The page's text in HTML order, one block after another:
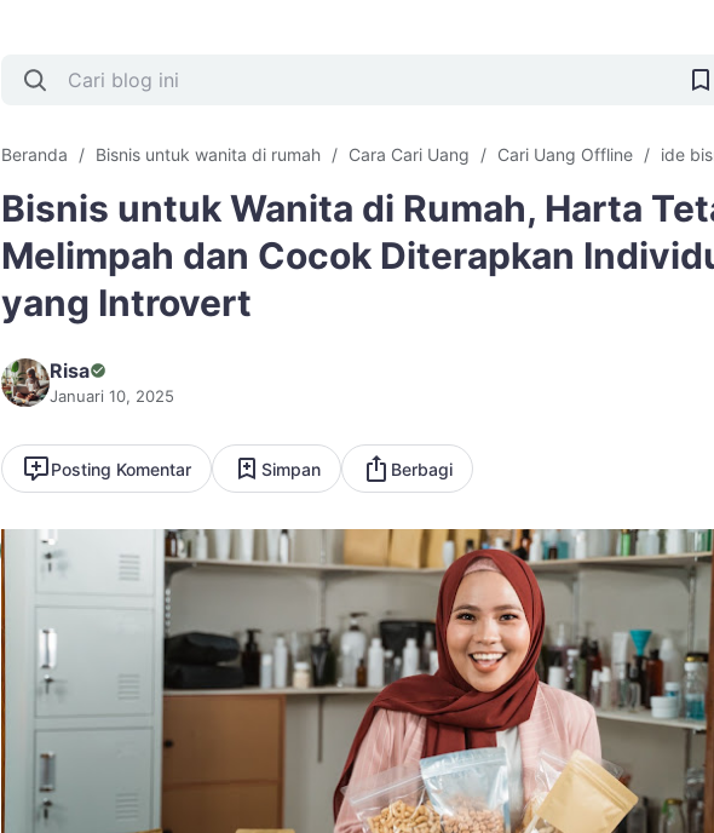
Beranda Bisnis untuk wanita di rumah Cara Cari Uang Cari Uang Offline ide
Bisnis untuk Wanita di Rumah, Harta
Melimpah dan Cocok Diterapkan
yang Introvert
Risa
Januari 10, 2025
Posting Komentar Simpan Berbagi